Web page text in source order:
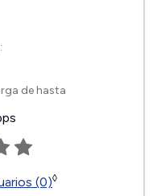
de hasta
(0)◊